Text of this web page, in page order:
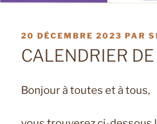
PUBLIÉ
LE
20 DÉCEMBRE 2023 PAR
CALENDRIER
Bonjour à toutes et à tous,